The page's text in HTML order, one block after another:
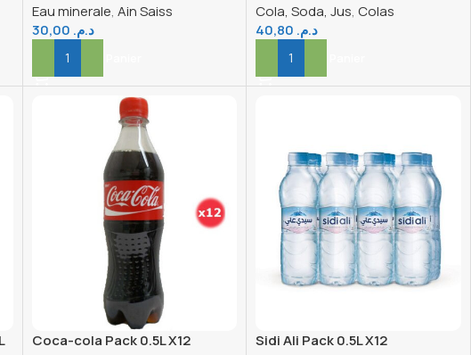
Eau minerale, Ain Saiss
د.م.
Ajouter Au Panier
Cola, Soda, Jus,Colas
د.م.
Ajouter Au Panier
Coca-cola Pack 0.5L X12
Sidi Ali Pack 0.5L X12